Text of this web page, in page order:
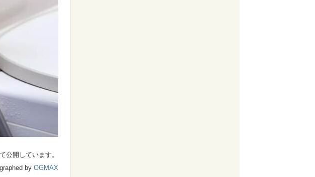
公開しています。
by OGMAX